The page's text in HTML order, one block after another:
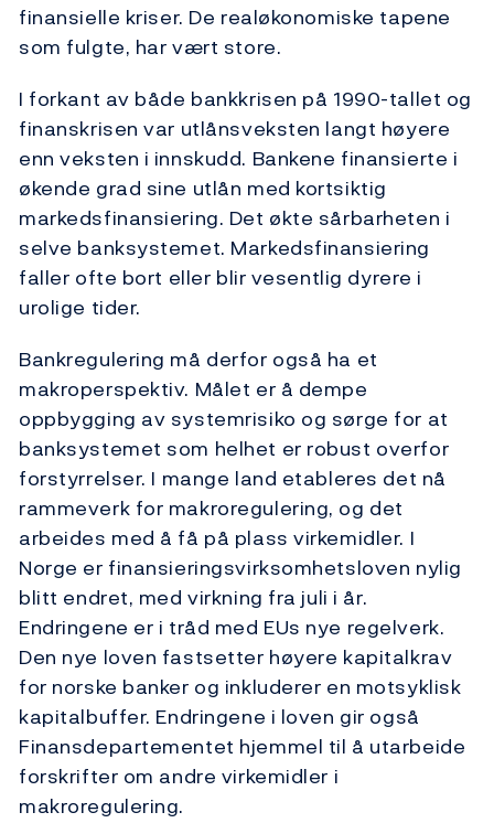
finansielle kriser. De realøkonomiske tapene
som fulgte, har vært store.
I forkant av både bankkrisen på 1990-tallet og
finanskrisen var utlånsveksten langt høyere
enn veksten i innskudd. Bankene finansierte i
økende grad sine utlån med kortsiktig
markedsfinansiering. Det økte sårbarheten i
selve banksystemet. Markedsfinansiering
faller ofte bort eller blir vesentlig dyrere i
urolige tider.
Bankregulering må derfor også ha et
makroperspektiv. Målet er å dempe
oppbygging av systemrisiko og sørge for at
banksystemet som helhet er robust overfor
forstyrrelser. I mange land etableres det nå
rammeverk for makroregulering, og det
arbeides med å få på plass virkemidler. I
Norge er finansieringsvirksomhetsloven nylig
blitt endret, med virkning fra juli i år.
Endringene er i tråd med EUs nye regelverk.
Den nye loven fastsetter høyere kapitalkrav
for norske banker og inkluderer en motsyklisk
kapitalbuffer. Endringene i loven gir også
Finansdepartementet hjemmel til å utarbeide
forskrifter om andre virkemidler i
makroregulering.